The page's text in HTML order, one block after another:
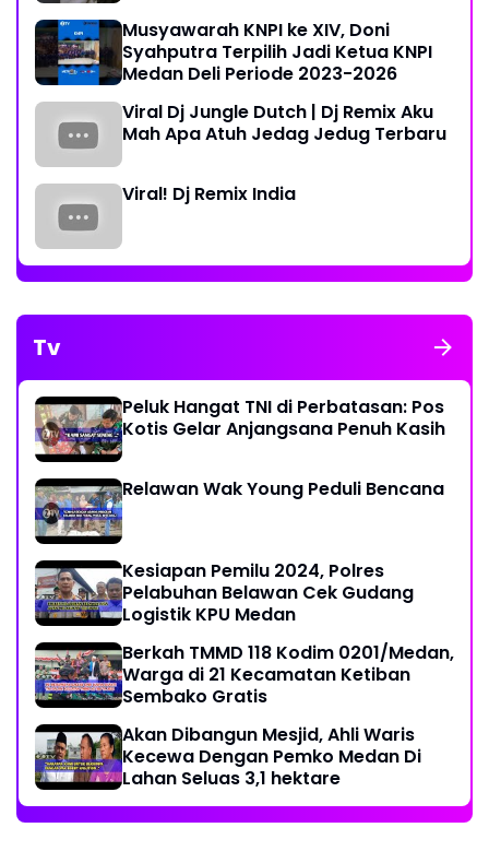
Musyawarah KNPI ke XIV, Doni
Syahputra Terpilih Jadi Ketua KNPI
Medan Deli Periode 2023-2026
Viral Dj Jungle Dutch | Dj Remix Aku
Mah Apa Atuh Jedag Jedug Terbaru
Viral! Dj Remix India
Tv
Peluk Hangat TNI di Perbatasan: Pos
Kotis Gelar Anjangsana Penuh Kasih
Relawan Wak Young Peduli Bencana
Kesiapan Pemilu 2024, Polres
Pelabuhan Belawan Cek Gudang
Logistik KPU Medan
Berkah TMMD 118 Kodim 0201/Medan,
Warga di 21 Kecamatan Ketiban
Sembako Gratis
Akan Dibangun Mesjid, Ahli Waris
Kecewa Dengan Pemko Medan Di
Lahan Seluas 3,1 hektare